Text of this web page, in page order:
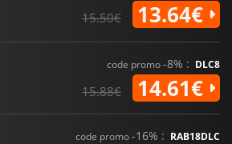
15.50€ 13.64€
code promo-8% : DLC8
15.88€ 14.61€
code promo-16% : RAB18DLC